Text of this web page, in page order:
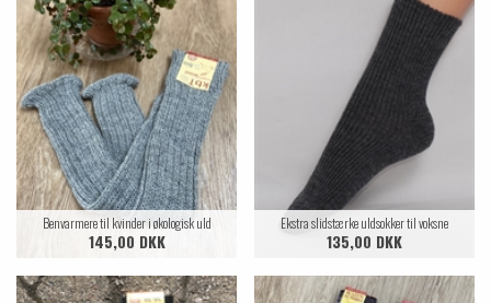
Benvarmere til kvinder i økologisk uld
145,00 DKK
Ekstra slidstærke uldsokker til voksne
135,00 DKK